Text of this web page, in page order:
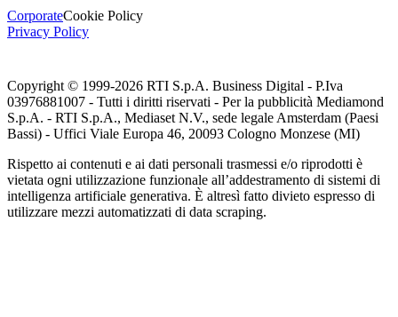
CorporateCookie Policy
Privacy Policy
Copyright © 1999-2026 RTI S.p.A. Business Digital - P.Iva
03976881007 - Tutti i diritti riservati - Per la pubblicità Mediamond
S.p.A. - RTI S.p.A., Mediaset N.V., sede legale Amsterdam (Paesi
Bassi) - Uffici Viale Europa 46, 20093 Cologno Monzese (MI)
Rispetto ai contenuti e ai dati personali trasmessi e/o riprodotti è
vietata ogni utilizzazione funzionale all’addestramento di sistemi di
intelligenza artificiale generativa. È altresì fatto divieto espresso di
utilizzare mezzi automatizzati di data scraping.